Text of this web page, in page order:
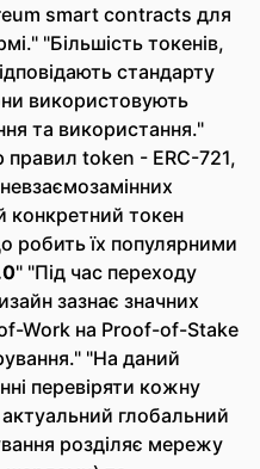
smart contracts для
"Більшість токенів,
стандарту
використовують
та використання."
token - ERC-721,
конкретний токен
робить їх популярними
" "Під час переходу
зазнає значних
Work на Proof-of-Stake
"На даний
перевіряти кожну
глобальний
розділяє мережу